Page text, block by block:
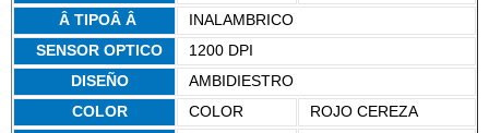
Â TIPOÂ Â
INALAMBRICO
SENSOR OPTICO
1200 DPI
DISEÑO
AMBIDIESTRO
COLOR
COLOR ROJO CEREZA